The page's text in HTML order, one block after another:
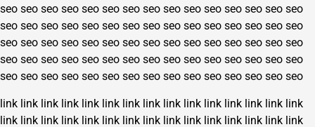
seo seo seo seo seo seo seo seo seo seo seo seo seo seo seo
seo seo seo seo seo seo seo seo seo seo seo seo seo seo seo
seo seo seo seo seo seo seo seo seo seo seo seo seo seo seo
seo seo seo seo seo seo seo seo seo seo seo seo seo seo seo
seo seo seo seo seo seo seo seo seo seo seo seo seo seo seo
link link link link link link link link link link link link link link link
link link link link link link link link link link link link link link link